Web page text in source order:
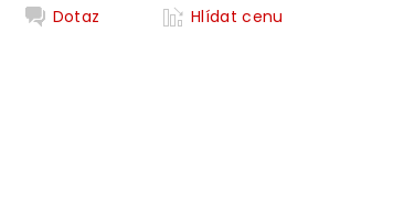
Dotaz Hlídat cenu